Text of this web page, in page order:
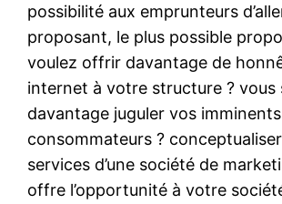
possibilité aux emprunteurs
proposant, le plus possible
voulez offrir davantage de
internet à votre structure ? vous
davantage juguler vos imminents
consommateurs ?
services d’une société de
offre l’opportunité à votre